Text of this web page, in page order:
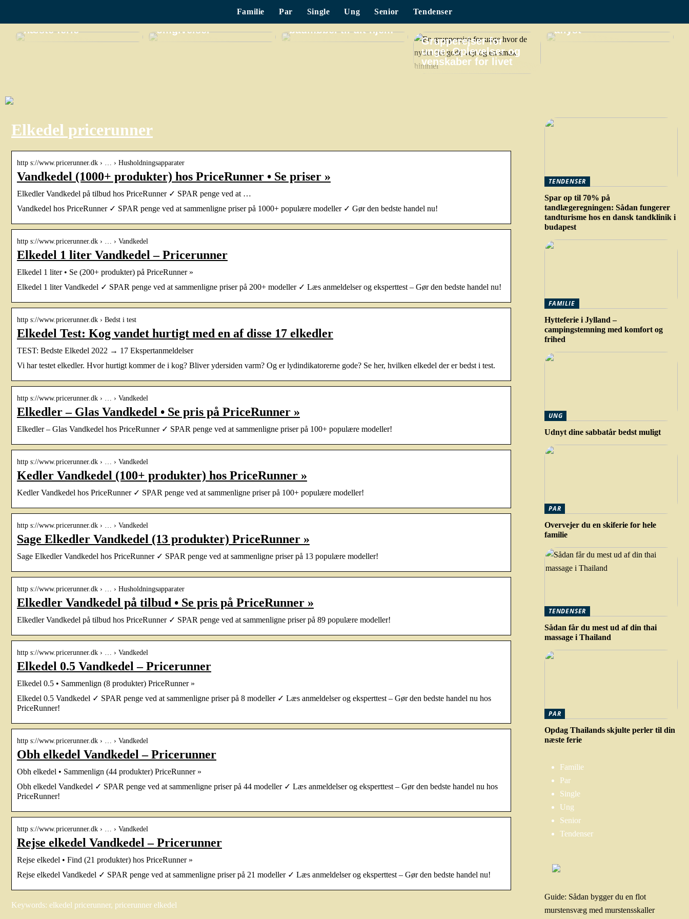
Familie Par Single Ung Senior Tendenser
næste ferie
omgivelser
Find det perfekte
badmøbel til dit hjem
Grupperejser for
unge: Oplevelser og
venskaber for livet
aflyst
Elkedel pricerunner
http s://www.pricerunner.dk › … › Husholdningsapparater
Vandkedel (1000+ produkter) hos PriceRunner • Se priser »
Elkedler Vandkedel på tilbud hos PriceRunner ✓ SPAR penge ved at …
Vandkedel hos PriceRunner ✓ SPAR penge ved at sammenligne priser på 1000+ populære modeller ✓ Gør den bedste handel nu!
http s://www.pricerunner.dk › … › Vandkedel
Elkedel 1 liter Vandkedel – Pricerunner
Elkedel 1 liter • Se (200+ produkter) på PriceRunner »
Elkedel 1 liter Vandkedel ✓ SPAR penge ved at sammenligne priser på 200+ modeller ✓ Læs anmeldelser og eksperttest – Gør den bedste handel nu!
http s://www.pricerunner.dk › Bedst i test
Elkedel Test: Kog vandet hurtigt med en af disse 17 elkedler
TEST: Bedste Elkedel 2022 → 17 Ekspertanmeldelser
Vi har testet elkedler. Hvor hurtigt kommer de i kog? Bliver ydersiden varm? Og er lydindikatorerne gode? Se her, hvilken elkedel der er bedst i test.
http s://www.pricerunner.dk › … › Vandkedel
Elkedler – Glas Vandkedel • Se pris på PriceRunner »
Elkedler – Glas Vandkedel hos PriceRunner ✓ SPAR penge ved at sammenligne priser på 100+ populære modeller!
http s://www.pricerunner.dk › … › Vandkedel
Kedler Vandkedel (100+ produkter) hos PriceRunner »
Kedler Vandkedel hos PriceRunner ✓ SPAR penge ved at sammenligne priser på 100+ populære modeller!
http s://www.pricerunner.dk › … › Vandkedel
Sage Elkedler Vandkedel (13 produkter) PriceRunner »
Sage Elkedler Vandkedel hos PriceRunner ✓ SPAR penge ved at sammenligne priser på 13 populære modeller!
http s://www.pricerunner.dk › … › Husholdningsapparater
Elkedler Vandkedel på tilbud • Se pris på PriceRunner »
Elkedler Vandkedel på tilbud hos PriceRunner ✓ SPAR penge ved at sammenligne priser på 89 populære modeller!
http s://www.pricerunner.dk › … › Vandkedel
Elkedel 0.5 Vandkedel – Pricerunner
Elkedel 0.5 • Sammenlign (8 produkter) PriceRunner »
Elkedel 0.5 Vandkedel ✓ SPAR penge ved at sammenligne priser på 8 modeller ✓ Læs anmeldelser og eksperttest – Gør den bedste handel nu hos
PriceRunner!
http s://www.pricerunner.dk › … › Vandkedel
Obh elkedel Vandkedel – Pricerunner
Obh elkedel • Sammenlign (44 produkter) PriceRunner »
Obh elkedel Vandkedel ✓ SPAR penge ved at sammenligne priser på 44 modeller ✓ Læs anmeldelser og eksperttest – Gør den bedste handel nu hos
PriceRunner!
http s://www.pricerunner.dk › … › Vandkedel
Rejse elkedel Vandkedel – Pricerunner
Rejse elkedel • Find (21 produkter) hos PriceRunner »
Rejse elkedel Vandkedel ✓ SPAR penge ved at sammenligne priser på 21 modeller ✓ Læs anmeldelser og eksperttest – Gør den bedste handel nu!
Keywords: elkedel pricerunner, pricerunner elkedel
TENDENSER
Spar op til 70% på
tandlægeregningen: Sådan fungerer
tandturisme hos en dansk tandklinik i
budapest
FAMILIE
Hytteferie i Jylland –
campingstemning med komfort og
frihed
UNG
Udnyt dine sabbatår bedst muligt
PAR
Overvejer du en skiferie for hele
familie
TENDENSER
Sådan får du mest ud af din thai
massage i Thailand
PAR
Opdag Thailands skjulte perler til din
næste ferie
Familie
Par
Single
Ung
Senior
Tendenser
Guide: Sådan bygger du en flot
murstensvæg med murstensskaller